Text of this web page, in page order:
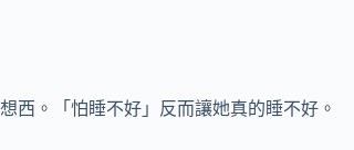
西。「怕睡不好」反而讓她真的睡不好。